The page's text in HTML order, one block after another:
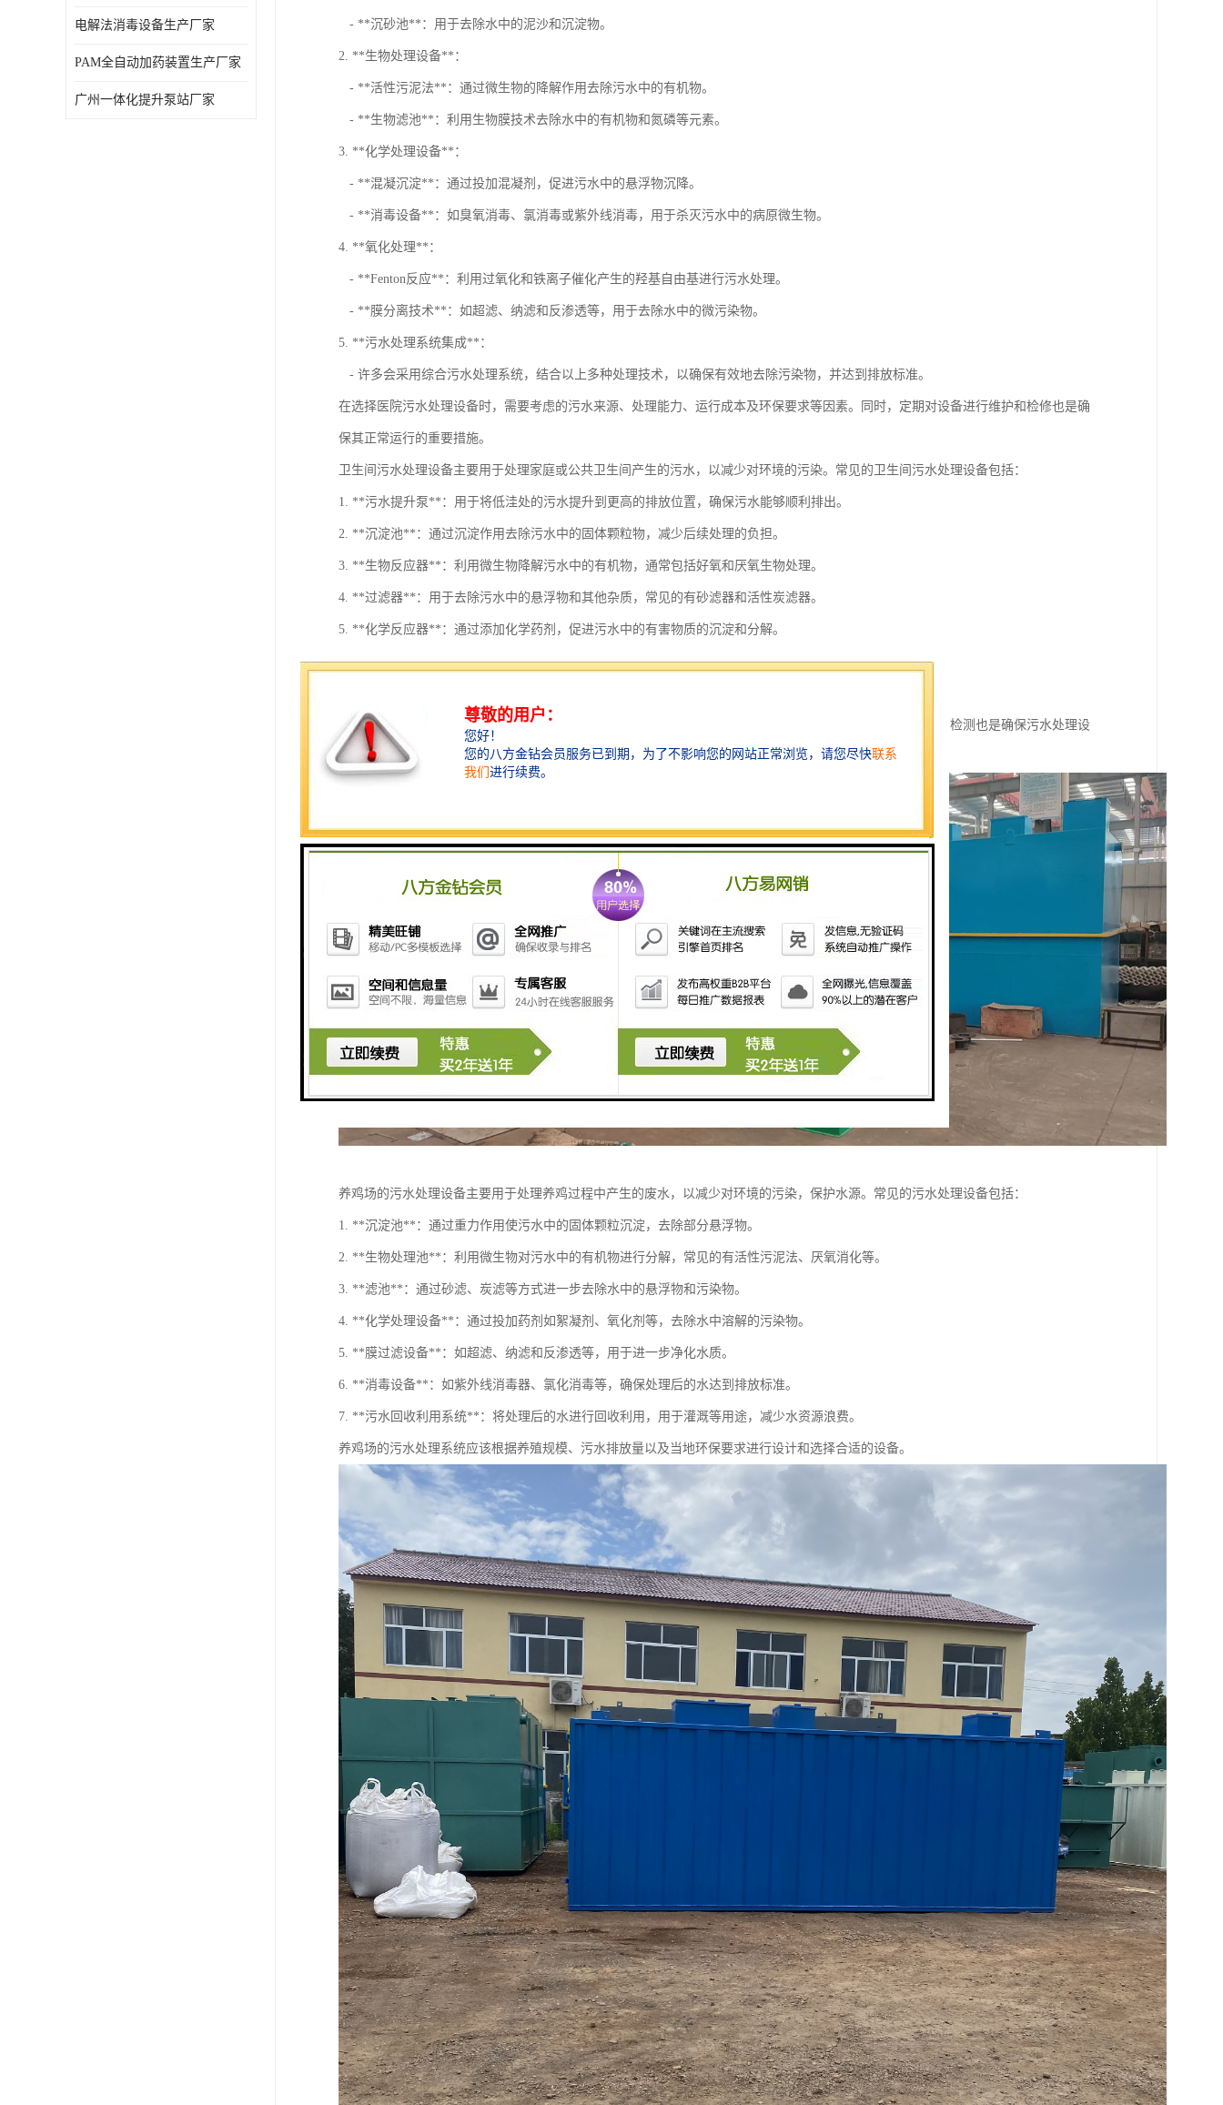
电解法消毒设备生产厂家
PAM全自动加药装置生产厂家
广州一体化提升泵站厂家
- **沉砂池**：用于去除水中的泥沙和沉淀物。
2. **生物处理设备**：
- **活性污泥法**：通过微生物的降解作用去除污水中的有机物。
- **生物滤池**：利用生物膜技术去除水中的有机物和氮磷等元素。
3. **化学处理设备**：
- **混凝沉淀**：通过投加混凝剂，促进污水中的悬浮物沉降。
- **消毒设备**：如臭氧消毒、氯消毒或紫外线消毒，用于杀灭污水中的病原微生物。
4. **氧化处理**：
- **Fenton反应**：利用过氧化和铁离子催化产生的羟基自由基进行污水处理。
- **膜分离技术**：如超滤、纳滤和反渗透等，用于去除水中的微污染物。
5. **污水处理系统集成**：
- 许多会采用综合污水处理系统，结合以上多种处理技术，以确保有效地去除污染物，并达到排放标准。
在选择医院污水处理设备时，需要考虑的污水来源、处理能力、运行成本及环保要求等因素。同时，定期对设备进行维护和检修也是确
保其正常运行的重要措施。
卫生间污水处理设备主要用于处理家庭或公共卫生间产生的污水，以减少对环境的污染。常见的卫生间污水处理设备包括：
1. **污水提升泵**：用于将低洼处的污水提升到更高的排放位置，确保污水能够顺利排出。
2. **沉淀池**：通过沉淀作用去除污水中的固体颗粒物，减少后续处理的负担。
3. **生物反应器**：利用微生物降解污水中的有机物，通常包括好氧和厌氧生物处理。
4. **过滤器**：用于去除污水中的悬浮物和其他杂质，常见的有砂滤器和活性炭滤器。
5. **化学反应器**：通过添加化学药剂，促进污水中的有害物质的沉淀和分解。
6. **消毒设备**：例如紫外线消毒器或臭氧消毒器，用于杀灭污水中的病原体，确保出水水质安全。
在选择卫生间污水处理设备时，需要根据实际需求、污水水质、处理规模等因素综合考虑。同时，定期维护和检测也是确保污水处理设
备正常运行的重要环节。
养鸡场的污水处理设备主要用于处理养鸡过程中产生的废水，以减少对环境的污染，保护水源。常见的污水处理设备包括：
1. **沉淀池**：通过重力作用使污水中的固体颗粒沉淀，去除部分悬浮物。
2. **生物处理池**：利用微生物对污水中的有机物进行分解，常见的有活性污泥法、厌氧消化等。
3. **滤池**：通过砂滤、炭滤等方式进一步去除水中的悬浮物和污染物。
4. **化学处理设备**：通过投加药剂如絮凝剂、氧化剂等，去除水中溶解的污染物。
5. **膜过滤设备**：如超滤、纳滤和反渗透等，用于进一步净化水质。
6. **消毒设备**：如紫外线消毒器、氯化消毒等，确保处理后的水达到排放标准。
7. **污水回收利用系统**：将处理后的水进行回收利用，用于灌溉等用途，减少水资源浪费。
养鸡场的污水处理系统应该根据养殖规模、污水排放量以及当地环保要求进行设计和选择合适的设备。